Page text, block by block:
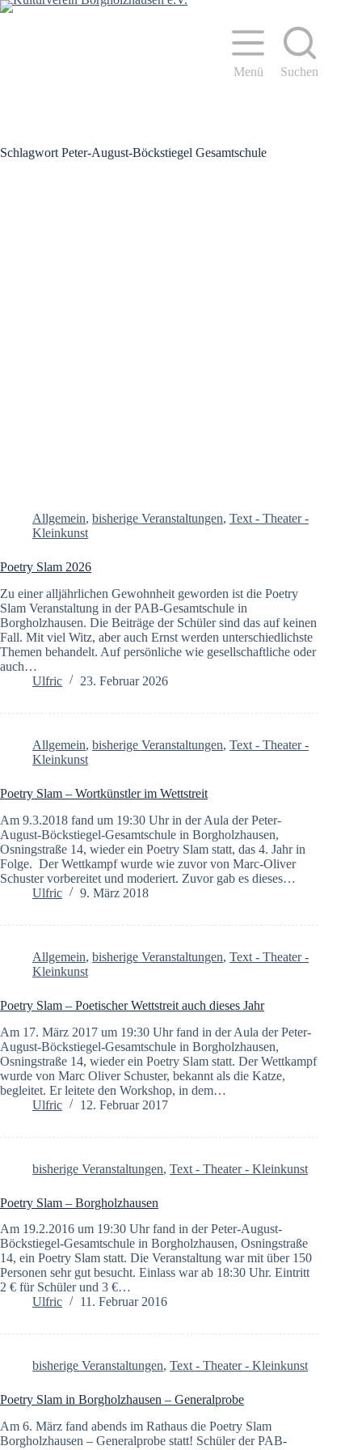
Zum
Menü Suchen
Schlagwort Peter-August-Böckstiegel Gesamtschule
Allgemein, bisherige Veranstaltungen, Text - Theater -
Kleinkunst
Poetry Slam 2026
Zu einer alljährlichen Gewohnheit geworden ist die Poetry
Slam Veranstaltung in der PAB-Gesamtschule in
Borgholzhausen. Die Beiträge der Schüler sind das auf keinen
Fall. Mit viel Witz, aber auch Ernst werden unterschiedlichste
Themen behandelt. Auf persönliche wie gesellschaftliche oder
auch…
Ulfric
23. Februar 2026
Allgemein, bisherige Veranstaltungen, Text - Theater -
Kleinkunst
Poetry Slam – Wortkünstler im Wettstreit
Am 9.3.2018 fand um 19:30 Uhr in der Aula der Peter-
August-Böckstiegel-Gesamtschule in Borgholzhausen,
Osningstraße 14, wieder ein Poetry Slam statt, das 4. Jahr in
Folge. Der Wettkampf wurde wie zuvor von Marc-Oliver
Schuster vorbereitet und moderiert. Zuvor gab es dieses…
Ulfric
9. März 2018
Allgemein, bisherige Veranstaltungen, Text - Theater -
Kleinkunst
Poetry Slam – Poetischer Wettstreit auch dieses Jahr
Am 17. März 2017 um 19:30 Uhr fand in der Aula der Peter-
August-Böckstiegel-Gesamtschule in Borgholzhausen,
Osningstraße 14, wieder ein Poetry Slam statt. Der Wettkampf
wurde von Marc Oliver Schuster, bekannt als die Katze,
begleitet. Er leitete den Workshop, in dem…
Ulfric
12. Februar 2017
bisherige Veranstaltungen, Text - Theater - Kleinkunst
Poetry Slam – Borgholzhausen
Am 19.2.2016 um 19:30 Uhr fand in der Peter-August-
Böckstiegel-Gesamtschule in Borgholzhausen, Osningstraße
14, ein Poetry Slam statt. Die Veranstaltung war mit über 150
Personen sehr gut besucht. Einlass war ab 18:30 Uhr. Eintritt
2 € für Schüler und 3 €…
Ulfric
11. Februar 2016
bisherige Veranstaltungen, Text - Theater - Kleinkunst
Poetry Slam in Borgholzhausen – Generalprobe
Am 6. März fand abends im Rathaus die Poetry Slam
Borgholzhausen – Generalprobe statt! Schüler der PAB-